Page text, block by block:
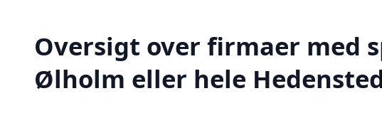
Oversigt over firmaer
Ølholm eller hele